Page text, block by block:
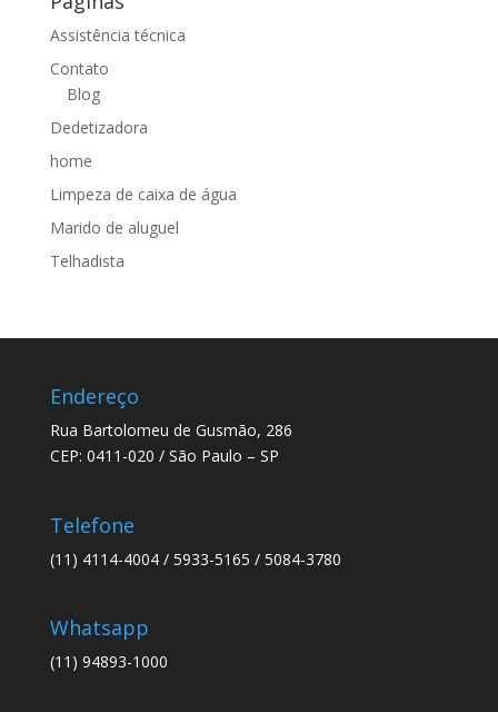
Assistência técnica
Contato
Blog
Dedetizadora
home
Limpeza de caixa de água
Marido de aluguel
Telhadista
Endereço
Rua Bartolomeu de Gusmão, 286
CEP: 0411-020 / São Paulo – SP
Telefone
(11) 4114-4004 / 5933-5165 / 5084-3780
Whatsapp
(11) 94893-1000